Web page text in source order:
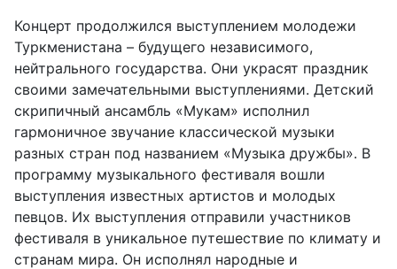
Концерт продолжился выступлением молодежи
Туркменистана – будущего независимого,
нейтрального государства. Они украсят праздник
своими замечательными выступлениями. Детский
скрипичный ансамбль «Мукам» исполнил
гармоничное звучание классической музыки
разных стран под названием «Музыка дружбы». В
программу музыкального фестиваля вошли
выступления известных артистов и молодых
певцов. Их выступления отправили участников
фестиваля в уникальное путешествие по климату и
странам мира. Он исполнял народные и